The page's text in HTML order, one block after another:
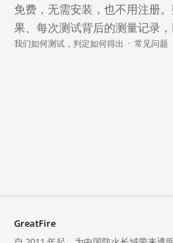
免费，无需安装，也不用注册
果、每次测试背后的测量记录，
我们如何测试，判定如何得出 · 常见问题
GreatFire